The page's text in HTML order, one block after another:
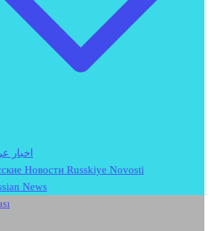
اخبار
Новости Russkiye Novosti
News